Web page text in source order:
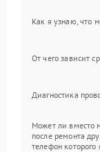
Как я узнаю, что
От чего зависит
Диагностика
Может ли вместо
после ремонта
телефон которого